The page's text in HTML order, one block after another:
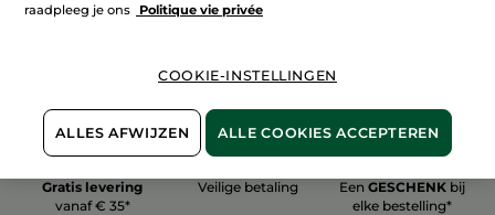
Gratis levering
vanaf € 35*
Veilige betaling EenGESCHENK bij
elke bestelling*
raadpleeg je ons
Politique vie privée
COOKIE-INSTELLINGEN
ALLES AFWIJZEN ALLE COOKIES ACCEPTEREN